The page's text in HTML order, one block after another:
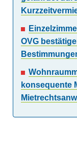
OVG
konsequente